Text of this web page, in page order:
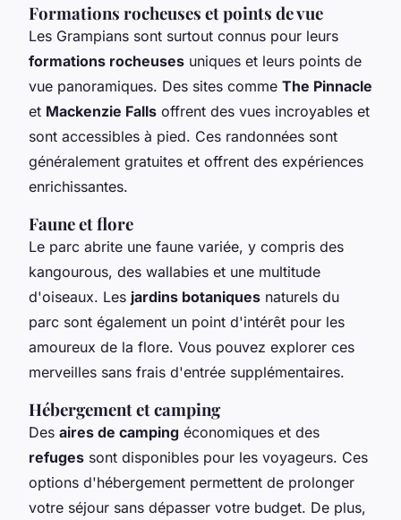
Formations rocheuses et points de vue
Les Grampians sont surtout connus pour leurs
formations rocheuses uniques et leurs points de
vue panoramiques. Des sites comme The Pinnacle
et Mackenzie Falls offrent des vues incroyables et
sont accessibles à pied. Ces randonnées sont
généralement gratuites et offrent des expériences
enrichissantes.
Faune et flore
Le parc abrite une faune variée, y compris des
kangourous, des wallabies et une multitude
d'oiseaux. Les jardins botaniques naturels du
parc sont également un point d'intérêt pour les
amoureux de la flore. Vous pouvez explorer ces
merveilles sans frais d'entrée supplémentaires.
Hébergement et camping
Des aires de camping économiques et des
refuges sont disponibles pour les voyageurs. Ces
options d'hébergement permettent de prolonger
votre séjour sans dépasser votre budget. De plus,